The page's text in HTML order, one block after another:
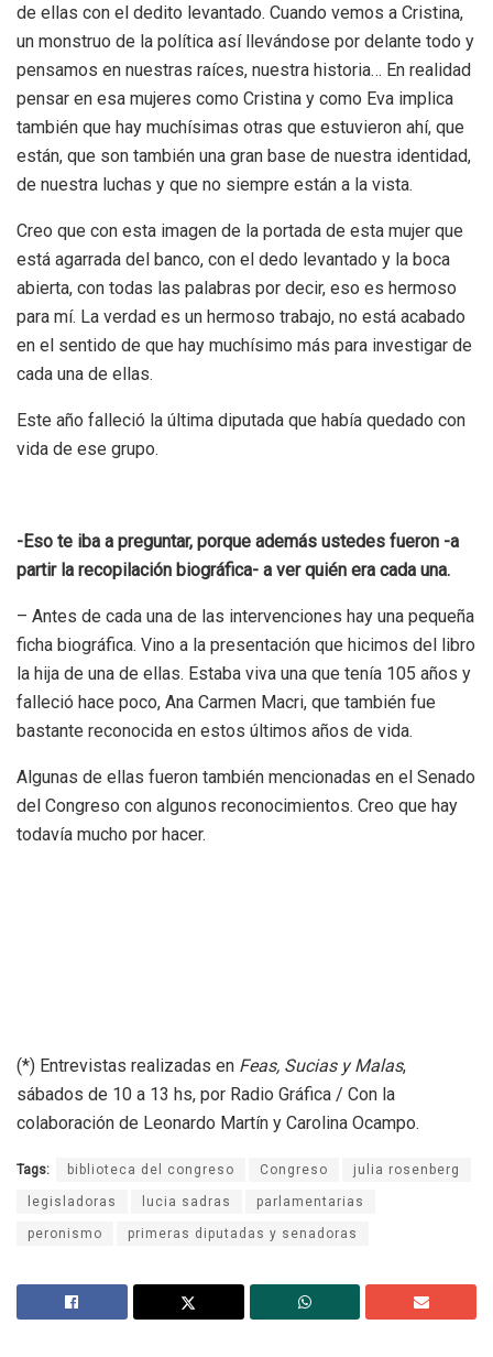
de ellas con el dedito levantado. Cuando vemos a Cristina,
un monstruo de la política así llevándose por delante todo y
pensamos en nuestras raíces, nuestra historia… En realidad
pensar en esa mujeres como Cristina y como Eva implica
también que hay muchísimas otras que estuvieron ahí, que
están, que son también una gran base de nuestra identidad,
de nuestra luchas y que no siempre están a la vista.
Creo que con esta imagen de la portada de esta mujer que
está agarrada del banco, con el dedo levantado y la boca
abierta, con todas las palabras por decir, eso es hermoso
para mí. La verdad es un hermoso trabajo, no está acabado
en el sentido de que hay muchísimo más para investigar de
cada una de ellas.
Este año falleció la última diputada que había quedado con
vida de ese grupo.
-Eso te iba a preguntar, porque además ustedes fueron -a
partir la recopilación biográfica- a ver quién era cada una.
– Antes de cada una de las intervenciones hay una pequeña
ficha biográfica. Vino a la presentación que hicimos del libro
la hija de una de ellas. Estaba viva una que tenía 105 años y
falleció hace poco, Ana Carmen Macri, que también fue
bastante reconocida en estos últimos años de vida.
Algunas de ellas fueron también mencionadas en el Senado
del Congreso con algunos reconocimientos. Creo que hay
todavía mucho por hacer.
(*) Entrevistas realizadas en Feas, Sucias y Malas,
sábados de 10 a 13 hs, por Radio Gráfica / Con la
colaboración de Leonardo Martín y Carolina Ocampo.
Tags: biblioteca del congreso Congreso julia rosenberg
legisladoras lucia sadras parlamentarias
peronismo primeras diputadas y senadoras